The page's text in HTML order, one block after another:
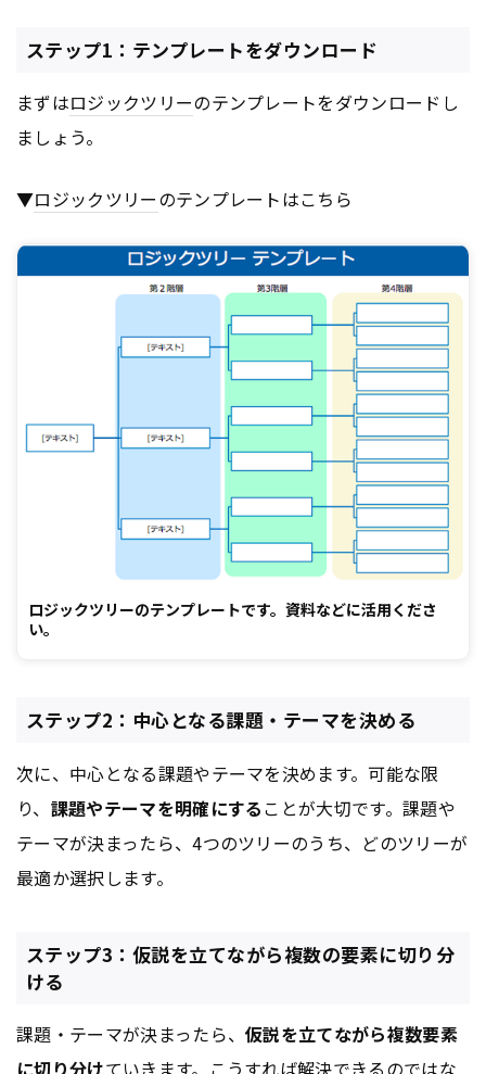
ステップ1：テンプレートをダウンロード
まずはロジックツリーのテンプレートをダウンロードし
ましょう。
▼ロジックツリーのテンプレートはこちら
ロジックツリーのテンプレートです。資料などに活用くださ
い。
ステップ2：中心となる課題・テーマを決める
次に、中心となる課題やテーマを決めます。可能な限
り、 課題やテーマを明確にすることが大切です。課題や
テーマが決まったら、4つのツリーのうち、どのツリーが
最適か選択します。
ステップ3：仮説を立てながら複数の要素に切り分
ける
課題・テーマが決まったら、仮説を立てながら複数要素